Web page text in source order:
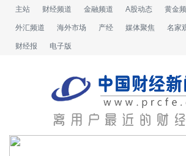
主站 财经频道 金融频道 A股动态 黄金
外汇频道 海外市场 产经 媒体聚焦 名家
财经报 电子版